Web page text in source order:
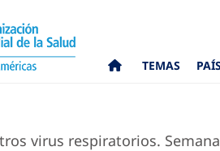
TEMAS
virus respiratorios.